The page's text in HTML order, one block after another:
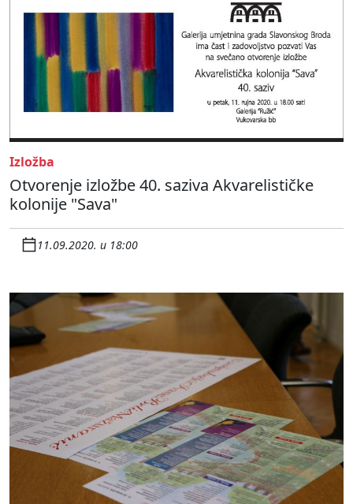
Izložba
Otvorenje izložbe 40. saziva Akvarelističke
kolonije "Sava"
11.09.2020. u 18:00